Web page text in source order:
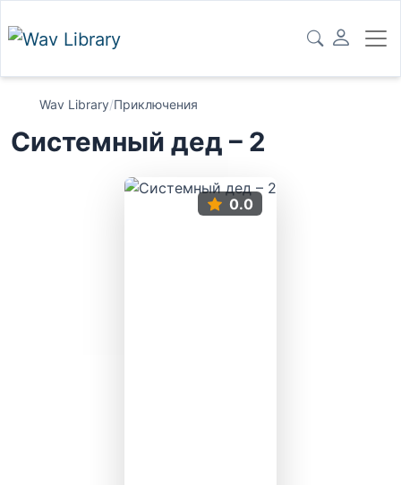
Wav Library/Приключения
Системный дед – 2
0.0